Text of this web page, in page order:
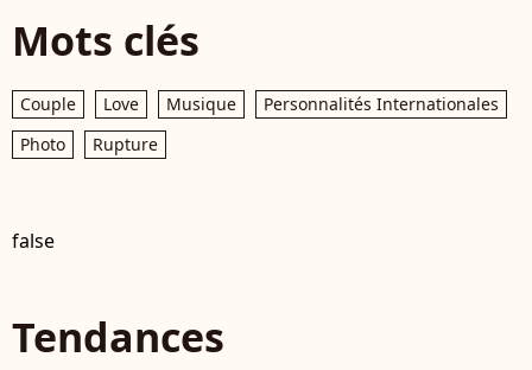
Mots clés
Couple Love Musique
Personnalités Internationales
Photo
Rupture
false
Tendances